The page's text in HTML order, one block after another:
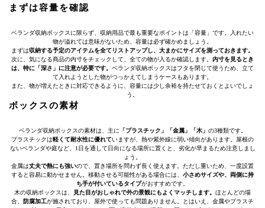
まずは容量を確認
ベランダ収納ボックスに限らず、収納用品で最も重要なポイントは「容量」です。入れたい
物が溢れては意味がないため、容量は必ず確かめましょう。
まずは収納する予定のアイテムを全てリストアップし、大まかにサイズを測っておきます。
次に、気になる商品の内寸をチェックして、全ての物が入るか確認します。 内寸を見るとき
は、特に「深さ」に注意が必要です。 ベランダ収納ボックスはフタを閉じて使うため、立て
て入れようとした物がつっかえてしまうケースもあります。
また、物が増えたときに対応できるように、容量には少し余裕を持たせておくとよいでしょ
う。
ボックスの素材
ベランダ収納ボックスの素材は、主に 「プラスチック」「金属」「木」 の3種類です。
プラスチックは軽くて耐水性に優れていますが、熱や紫外線に弱い傾向があります。屋根の
ないベランダや庭など、1日を通して日向になる場所に置くと、劣化が早まるため注意しまし
ょう。
金属は丈夫で熱にも強いので、置き場所を問わず長く使えます。ただし重いため、一度設置
すると容易に動かせません。移動させる可能性がある場合には、 小さめサイズや、両側に持
ち手が付いているタイプがおすすめです。
木の収納ボックスは、
見た目がおしゃれで外の景観にもよくマッチします。 ほとんどの場
合、 防腐加工が施されており、屋外で使っても問題ありません。とはいえ、金属やプラスチ